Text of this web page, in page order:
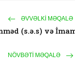
ƏVVƏLKI MƏQALƏ
(s.ə.s) və
NÖVBƏTI MƏQALƏ